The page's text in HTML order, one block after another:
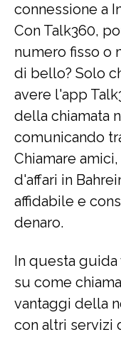
connessione a
Con Talk360,
numero fisso o
di bello? Solo
avere l'app
della chiamata
comunicando
Chiamare
d'affari in
affidabile e
denaro.
In questa
su come
vantaggi della
con altri servizi